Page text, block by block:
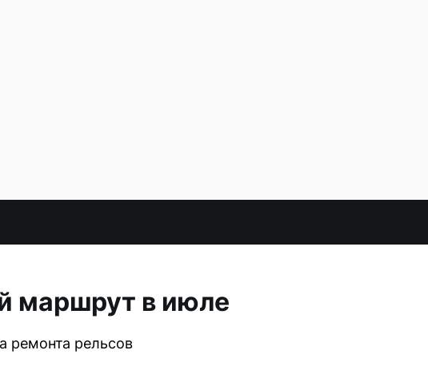
маршрут в июле
ремонта рельсов